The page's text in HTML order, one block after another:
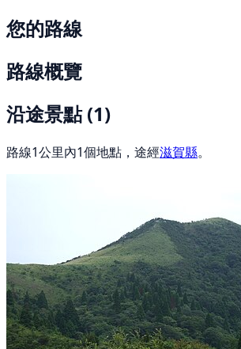
您的路線
路線概覽
沿途景點(1)
路線1公里內1個地點，途經滋賀縣。